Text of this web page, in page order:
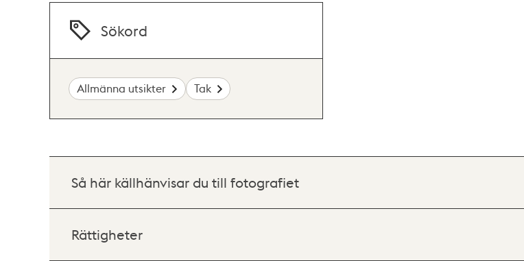
Sökord
Allmänna utsikter Tak
Så här källhänvisar du till fotografiet
Rättigheter